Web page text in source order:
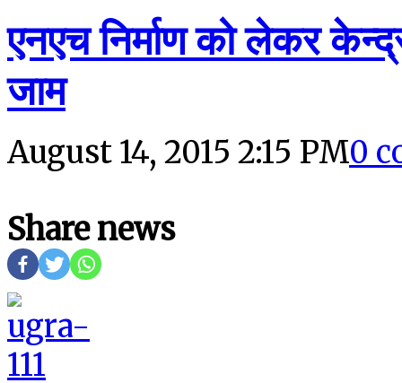
एनएच निर्माण को लेकर
जाम
August 14, 2015 2:15 PM0
Share news